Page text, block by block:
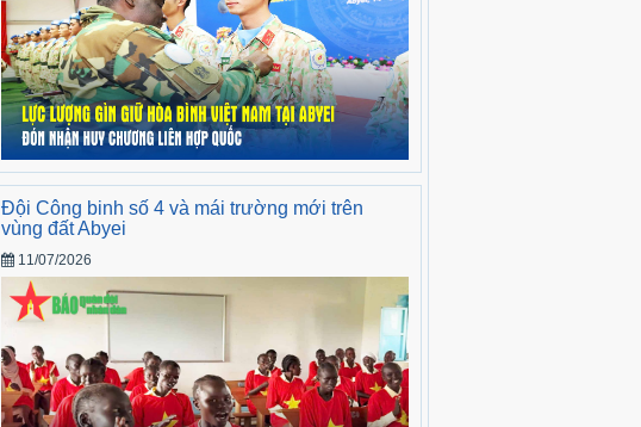
Đội Công binh số 4 và mái trường mới trên
vùng đất Abyei
11/07/2026